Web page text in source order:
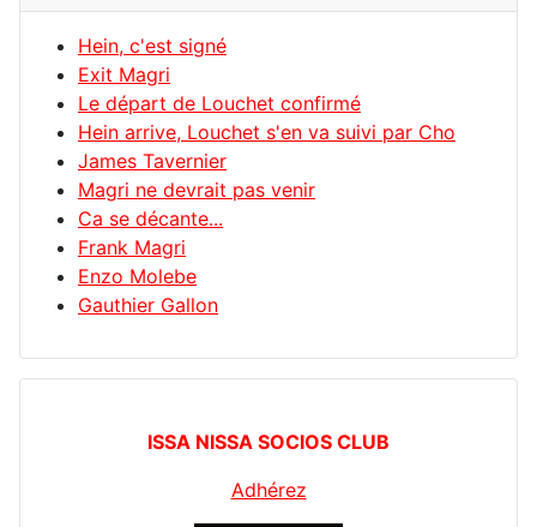
Hein, c'est signé
Exit Magri
Le départ de Louchet confirmé
Hein arrive, Louchet s'en va suivi par Cho
James Tavernier
Magri ne devrait pas venir
Ca se décante...
Frank Magri
Enzo Molebe
Gauthier Gallon
ISSA NISSA SOCIOS CLUB
Adhérez